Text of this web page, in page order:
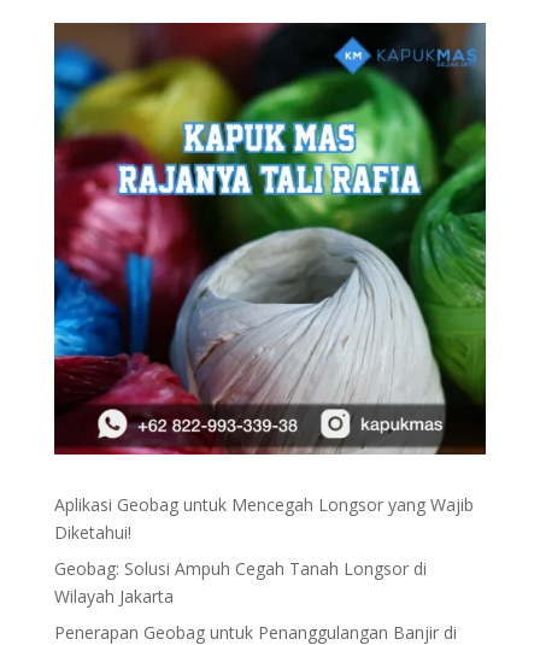
Aplikasi Geobag untuk Mencegah Longsor yang Wajib
Diketahui!
Geobag: Solusi Ampuh Cegah Tanah Longsor di
Wilayah Jakarta
Penerapan Geobag untuk Penanggulangan Banjir di